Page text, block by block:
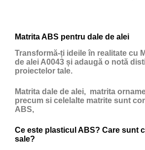
Matrita ABS pentru dale de alei
Transformă-ți ideile în realitate cu
de alei A0043 și adaugă o notă
proiectelor tale.
Matrita dale de alei, matrita
precum si celelalte matrite sunt
ABS,
Ce este plasticul ABS? Care sunt
sale?